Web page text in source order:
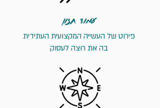
עמוד חזון
פירוט של העשייה המקצועית העתידית
בה את רוצה לעסוק